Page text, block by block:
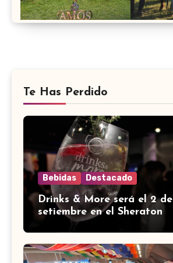
Te Has Perdido
Bebidas Destacado
Drinks & More será el 2 de
setiembre en el Sheraton